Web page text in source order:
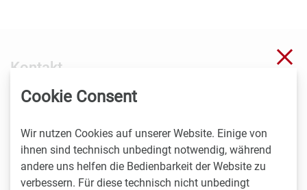
Kontakt
Britta Blumencron
0699/10112223
britta@blumencron.at
Cookie Consent
Wir nutzen Cookies auf unserer Website. Einige von
ihnen sind technisch unbedingt notwendig, während
andere uns helfen die Bedienbarkeit der Website zu
verbessern. Für diese technisch nicht unbedingt